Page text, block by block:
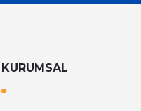
KURUMSAL